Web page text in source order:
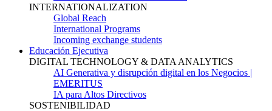
INTERNATIONALIZATION
Global Reach
International Programs
Incoming exchange students
Educación Ejecutiva
DIGITAL TECHNOLOGY & DATA ANALYTICS
AI Generativa y disrupción digital en los Negocios |
EMERITUS
IA para Altos Directivos
SOSTENIBILIDAD